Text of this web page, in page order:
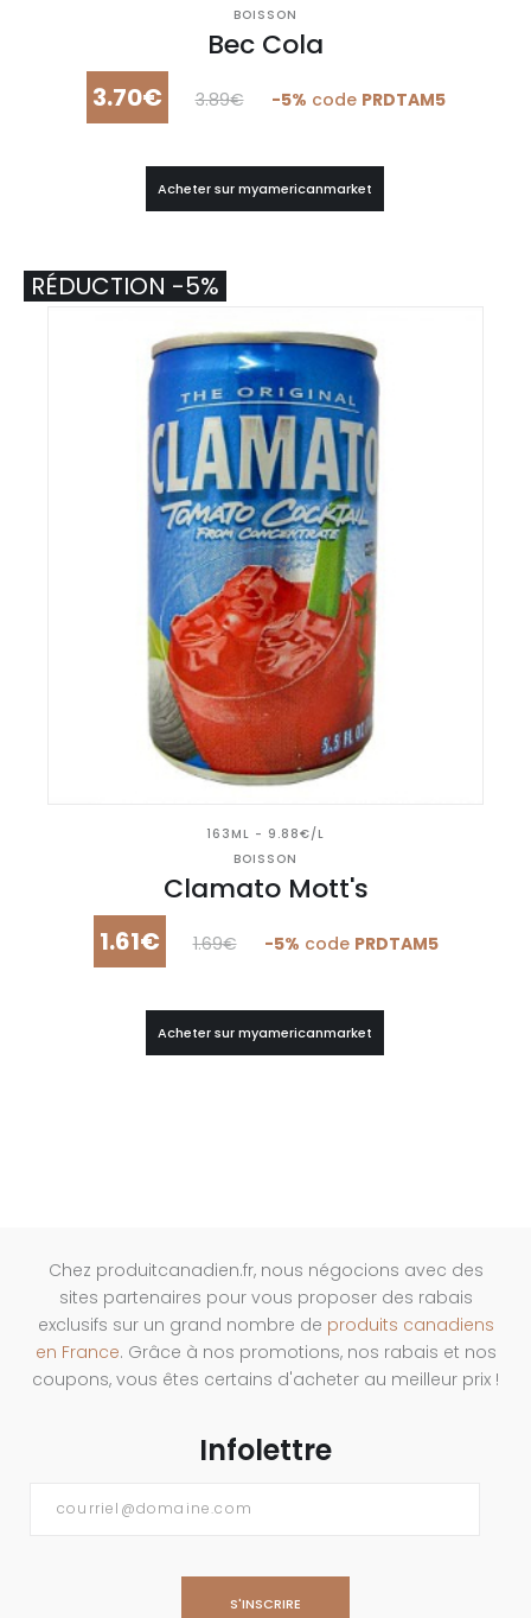
BOISSON
Bec Cola
3.70€ 3.89€ -5% code PRDTAM5
Acheter sur myamericanmarket
163ML - 9.88€/L
BOISSON
Clamato Mott's
1.61€ 1.69€ -5% code PRDTAM5
RÉDUCTION -5%
Acheter sur myamericanmarket
Chez produitcanadien.fr, nous négocions avec des
sites partenaires pour vous proposer des rabais
exclusifs sur un grand nombre de produits canadiens
en France. Grâce à nos promotions, nos rabais et nos
coupons, vous êtes certains d'acheter au meilleur prix !
Infolettre